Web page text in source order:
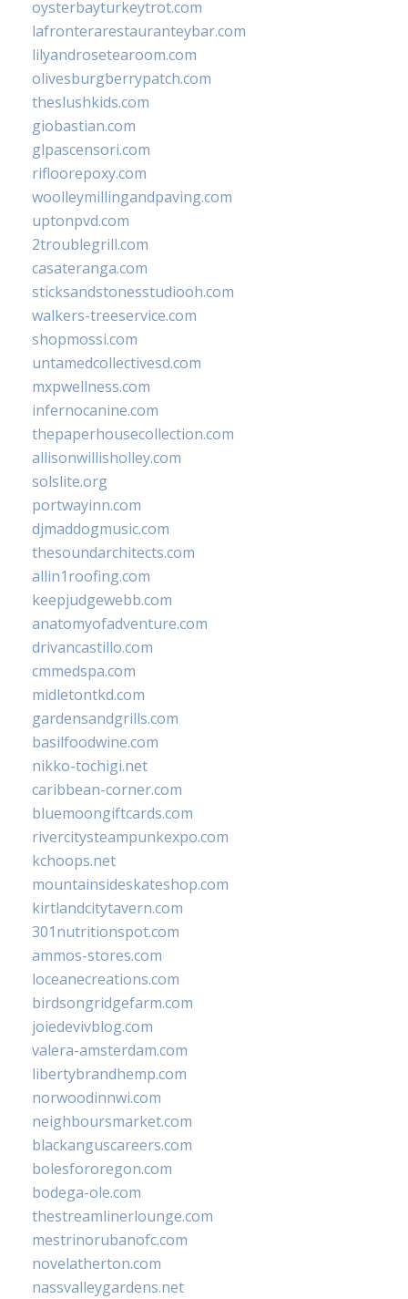
oysterbayturkeytrot.com
lafronterarestauranteybar.com
lilyandrosetearoom.com
olivesburgberrypatch.com
theslushkids.com
giobastian.com
glpascensori.com
rifloorepoxy.com
woolleymillingandpaving.com
uptonpvd.com
2troublegrill.com
casateranga.com
sticksandstonesstudiooh.com
walkers-treeservice.com
shopmossi.com
untamedcollectivesd.com
mxpwellness.com
infernocanine.com
thepaperhousecollection.com
allisonwillisholley.com
solslite.org
portwayinn.com
djmaddogmusic.com
thesoundarchitects.com
allin1roofing.com
keepjudgewebb.com
anatomyofadventure.com
drivancastillo.com
cmmedspa.com
midletontkd.com
gardensandgrills.com
basilfoodwine.com
nikko-tochigi.net
caribbean-corner.com
bluemoongiftcards.com
rivercitysteampunkexpo.com
kchoops.net
mountainsideskateshop.com
kirtlandcitytavern.com
301nutritionspot.com
ammos-stores.com
loceanecreations.com
birdsongridgefarm.com
joiedevivblog.com
valera-amsterdam.com
libertybrandhemp.com
norwoodinnwi.com
neighboursmarket.com
blackanguscareers.com
bolesfororegon.com
bodega-ole.com
thestreamlinerlounge.com
mestrinorubanofc.com
novelatherton.com
nassvalleygardens.net